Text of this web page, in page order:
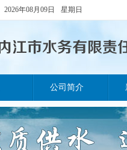
2026年08月09日 星期日
公司简介